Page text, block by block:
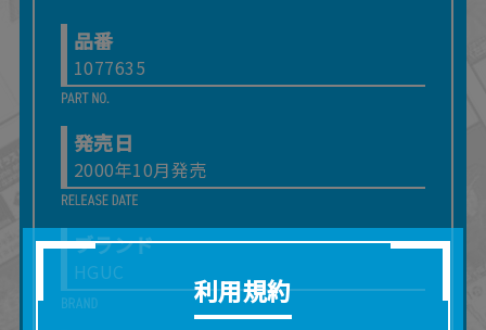
品番
1077635
発売日
2000年10月発売
ブランド
HGUC
利用規約